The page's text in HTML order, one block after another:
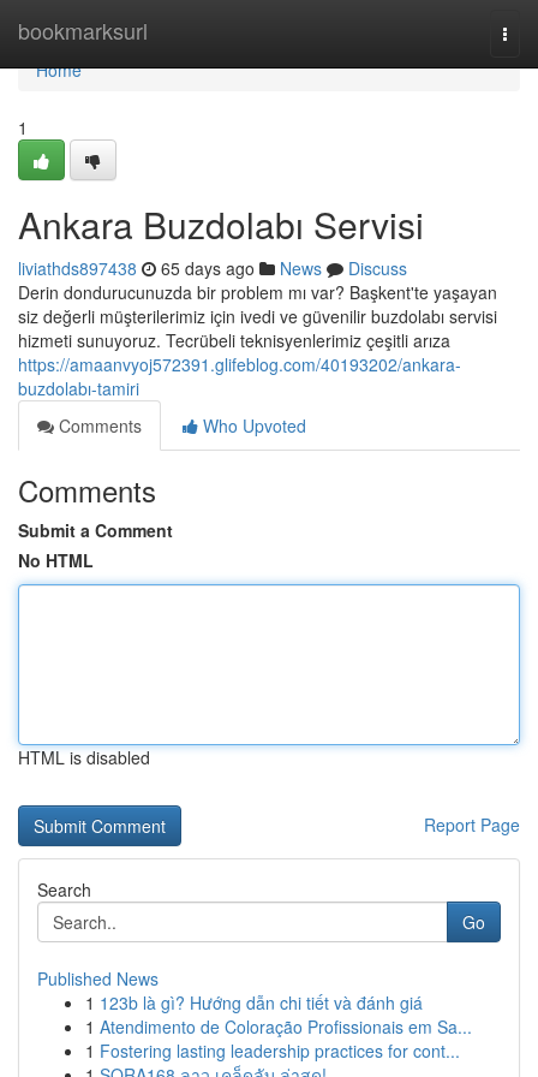
bookmarksurl
Home
Home
1
Ankara Buzdolabı Servisi
liviathds897438 65 days ago News
Discuss
Derin dondurucunuzda bir problem mı var? Başkent'te yaşayan
siz değerli müşterilerimiz için ivedi ve güvenilir buzdolabı servisi
hizmeti sunuyoruz. Tecrübeli teknisyenlerimiz çeşitli arıza
https://amaanvyoj572391.glifeblog.com/40193202/ankara-
buzdolabı-tamiri
Comments
Who Upvoted
Comments
Submit a Comment
No HTML
HTML is disabled
Report Page
Search
Go
Published News
1 123b là gì? Hướng dẫn chi tiết và đánh giá
1 Atendimento de Coloração Profissionais em Sa...
1 Fostering lasting leadership practices for cont...